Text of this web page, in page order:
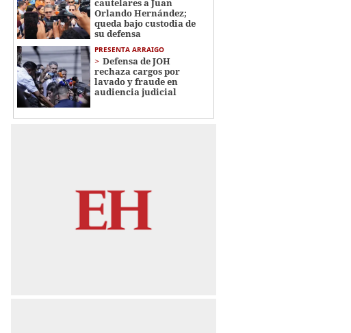
cautelares a Juan
Orlando Hernández;
queda bajo custodia de
su defensa
PRESENTA ARRAIGO
Defensa de JOH
rechaza cargos por
lavado y fraude en
audiencia judicial